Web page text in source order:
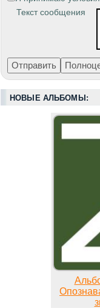
Текст сообщения
НОВЫЕ АЛЬБОМЫ: